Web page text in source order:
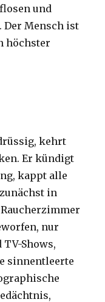
und
Der Mensch ist
höchster
kehrt
Er kündigt
kappt alle
in
nur
Shows,
sinnentleerte